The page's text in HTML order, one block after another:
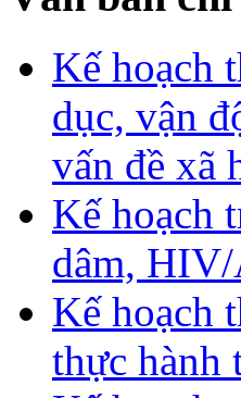
Kế hoạch
dục, vận
vấn đề xã
Kế hoạch
dâm,
Kế hoạch
thực hành